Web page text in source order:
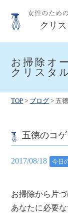
content
お掃除オ
クリスタ
TOP > ブログ >五
五徳のコ
2017/08/18 今日
お掃除から片づ
あなたに必要